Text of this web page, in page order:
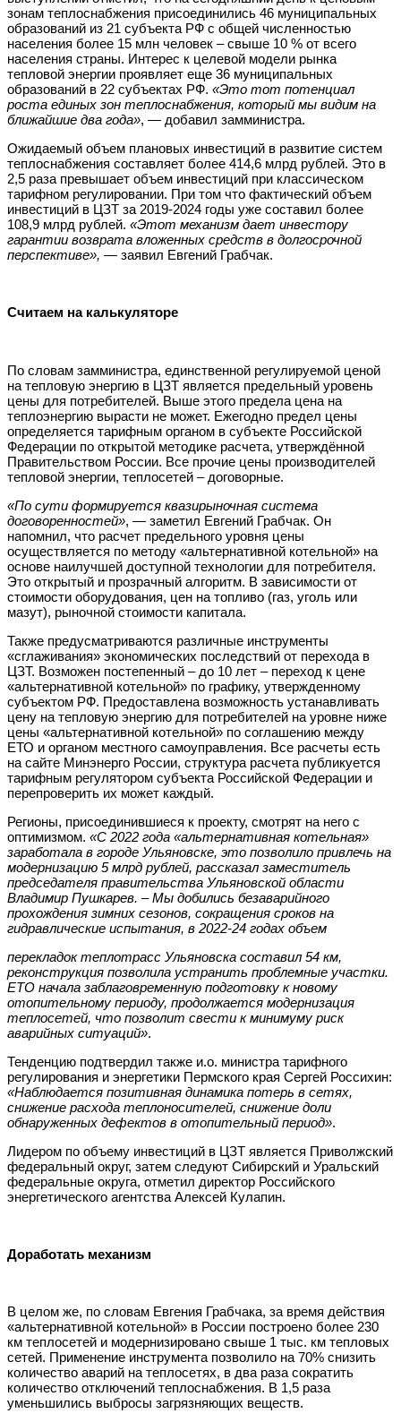
зонам теплоснабжения присоединились 46 муниципальных
образований из 21 субъекта РФ с общей численностью
населения более 15 млн человек – свыше 10 % от всего
населения страны. Интерес к целевой модели рынка
тепловой энергии проявляет еще 36 муниципальных
образований в 22 субъектах РФ. «Это тот потенциал
роста единых зон теплоснабжения, который мы видим на
ближайшие два года», — добавил замминистра.
Ожидаемый объем плановых инвестиций в развитие систем
теплоснабжения составляет более 414,6 млрд рублей. Это в
2,5 раза превышает объем инвестиций при классическом
тарифном регулировании. При том что фактический объем
инвестиций в ЦЗТ за 2019-2024 годы уже составил более
108,9 млрд рублей. «Этот механизм дает инвестору
гарантии возврата вложенных средств в долгосрочной
перспективе», — заявил Евгений Грабчак.
Считаем на калькуляторе
По словам замминистра, единственной регулируемой ценой
на тепловую энергию в ЦЗТ является предельный уровень
цены для потребителей. Выше этого предела цена на
теплоэнергию вырасти не может. Ежегодно предел цены
определяется тарифным органом в субъекте Российской
Федерации по открытой методике расчета, утверждённой
Правительством России. Все прочие цены производителей
тепловой энергии, теплосетей – договорные.
«По сути формируется квазирыночная система
договоренностей», — заметил Евгений Грабчак. Он
напомнил, что расчет предельного уровня цены
осуществляется по методу «альтернативной котельной» на
основе наилучшей доступной технологии для потребителя.
Это открытый и прозрачный алгоритм. В зависимости от
стоимости оборудования, цен на топливо (газ, уголь или
мазут), рыночной стоимости капитала.
Также предусматриваются различные инструменты
«сглаживания» экономических последствий от перехода в
ЦЗТ. Возможен постепенный – до 10 лет – переход к цене
«альтернативной котельной» по графику, утвержденному
субъектом РФ. Предоставлена возможность устанавливать
цену на тепловую энергию для потребителей на уровне ниже
цены «альтернативной котельной» по соглашению между
ЕТО и органом местного самоуправления. Все расчеты есть
на сайте Минэнерго России, структура расчета публикуется
тарифным регулятором субъекта Российской Федерации и
перепроверить их может каждый.
Регионы, присоединившиеся к проекту, смотрят на него с
оптимизмом. «С 2022 года «альтернативная котельная»
заработала в городе Ульяновске, это позволило привлечь на
модернизацию 5 млрд рублей, рассказал заместитель
председателя правительства Ульяновской области
Владимир Пушкарев. – Мы добились безаварийного
прохождения зимних сезонов, сокращения сроков на
гидравлические испытания, в 2022-24 годах объем
перекладок теплотрасс Ульяновска составил 54 км,
реконструкция позволила устранить проблемные участки.
ЕТО начала заблаговременную подготовку к новому
отопительному периоду, продолжается модернизация
теплосетей, что позволит свести к минимуму риск
аварийных ситуаций».
Тенденцию подтвердил также и.о. министра тарифного
регулирования и энергетики Пермского края Сергей Россихин:
«Наблюдается позитивная динамика потерь в сетях,
снижение расхода теплоносителей, снижение доли
обнаруженных дефектов в отопительный период».
Лидером по объему инвестиций в ЦЗТ является Приволжский
федеральный округ, затем следуют Сибирский и Уральский
федеральные округа, отметил директор Российского
энергетического агентства Алексей Кулапин.
Доработать механизм
В целом же, по словам Евгения Грабчака, за время действия
«альтернативной котельной» в России построено более 230
км теплосетей и модернизировано свыше 1 тыс. км тепловых
сетей. Применение инструмента позволило на 70% снизить
количество аварий на теплосетях, в два раза сократить
количество отключений теплоснабжения. В 1,5 раза
уменьшились выбросы загрязняющих веществ.